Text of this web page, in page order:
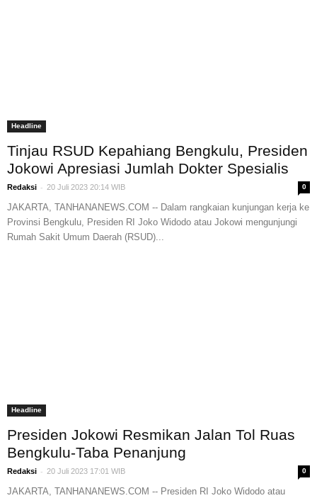
Headline
Tinjau RSUD Kepahiang Bengkulu, Presiden
Jokowi Apresiasi Jumlah Dokter Spesialis
Redaksi - 20 Juli 2023 20:14 WIB 0
JAKARTA, TANHANANEWS.COM -- Dalam rangkaian kunjungan kerja ke
Provinsi Bengkulu, Presiden RI Joko Widodo atau Jokowi mengunjungi
Rumah Sakit Umum Daerah (RSUD)...
Headline
Presiden Jokowi Resmikan Jalan Tol Ruas
Bengkulu-Taba Penanjung
Redaksi - 20 Juli 2023 17:01 WIB 0
JAKARTA, TANHANANEWS.COM -- Presiden RI Joko Widodo atau